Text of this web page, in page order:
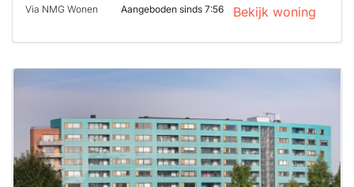
Via NMG Wonen Aangeboden sinds 7:56 Bekijk woning
waarschijnlijk
al verhuurd
Om kans te
maken moet je
binnen 15
minuten
reageren.